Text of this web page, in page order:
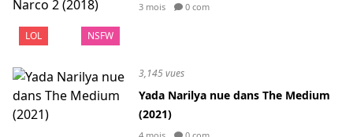
LOL NSFW
3 mois 0 com
3,145 vues
Yada Narilya nue dans The Medium
(2021)